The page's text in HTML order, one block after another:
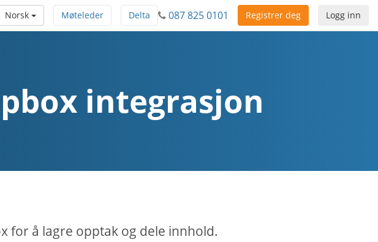
Logg inn
Registrer deg
087 825 0101
Delta
Møteleder
Norsk
integrasjon
for å lagre opptak og dele innhold.